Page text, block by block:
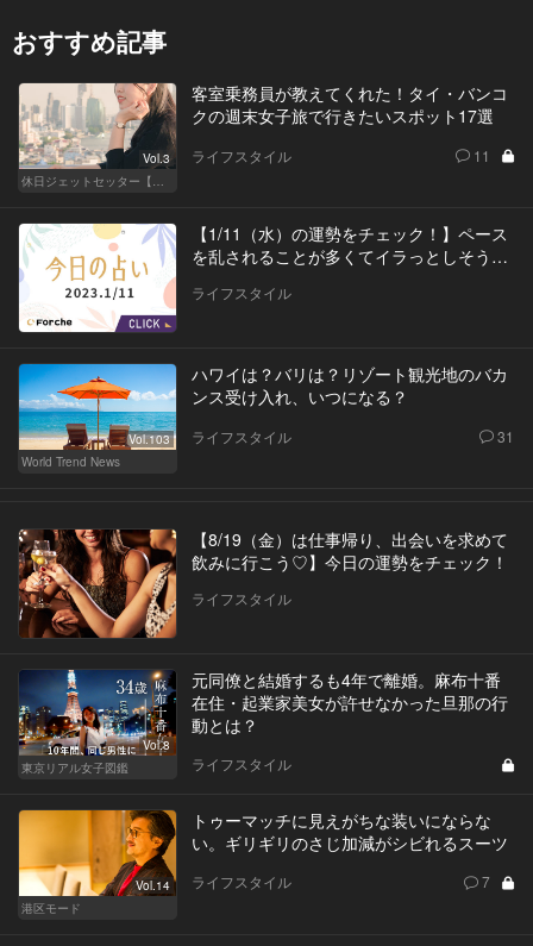
おすすめ記事
Vol.3
休日ジェットセッター【厳選スポット編】
客室乗務員が教えてくれた！タイ・バンコ
クの週末女子旅で行きたいスポット17選
ライフスタイル 11
【1/11（水）の運勢をチェック！】ペース
を乱されることが多くてイラっとしそう…
ライフスタイル
Vol.103
World Trend News
ハワイは？バリは？リゾート観光地のバカ
ンス受け入れ、いつになる？
ライフスタイル 31
【8/19（金）は仕事帰り、出会いを求めて
飲みに行こう♡】今日の運勢をチェック！
ライフスタイル
Vol.8
東京リアル女子図鑑
元同僚と結婚するも4年で離婚。麻布十番
在住・起業家美女が許せなかった旦那の行
動とは？
ライフスタイル
Vol.14
港区モード
トゥーマッチに見えがちな装いにならな
い。ギリギリのさじ加減がシビれるスーツ
ライフスタイル 7